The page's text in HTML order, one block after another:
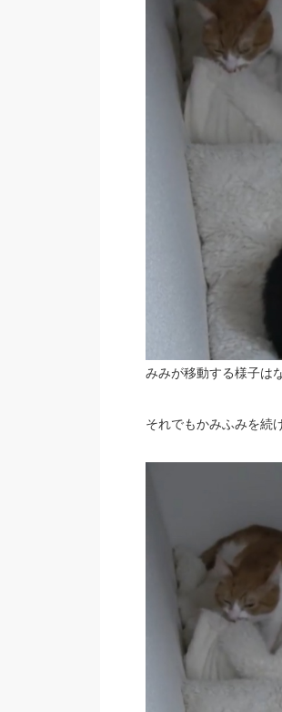
みみが移動する様子は
それでもかみふみを続